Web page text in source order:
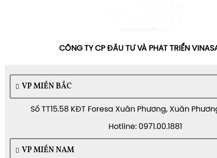
CÔNG TY CP ĐẦU TƯ VÀ PHÁT TRIỂN
VP MIỀN BẮC
Số TT15.58 KĐT Foresa Xuân Phương, Xuân
Hotline: 0971.00.1881
VP MIỀN NAM